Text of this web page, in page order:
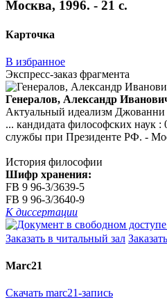
Москва, 1996. - 21 с.
Карточка
В избранное
Экспресс-заказ фрагмента
Генералов, Александр
Актуальный идеализм Джованни
... кандидата философских наук :
службы при Президенте РФ. -
История философии
Шифр хранения:
FB 9 96-3/3639-5
FB 9 96-3/3640-9
К диссертации
Заказать в читальный зал
Marc21
Скачать marc21-запись